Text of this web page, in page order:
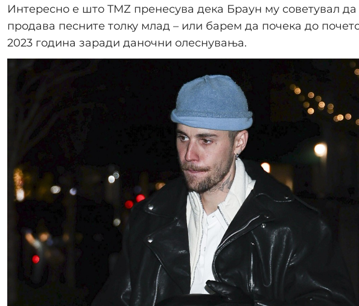
Интересно е што TMZ пренесува дека Браун му советувал да
продава песните толку млад – или барем да почека до
2023 година заради даночни олеснувања.